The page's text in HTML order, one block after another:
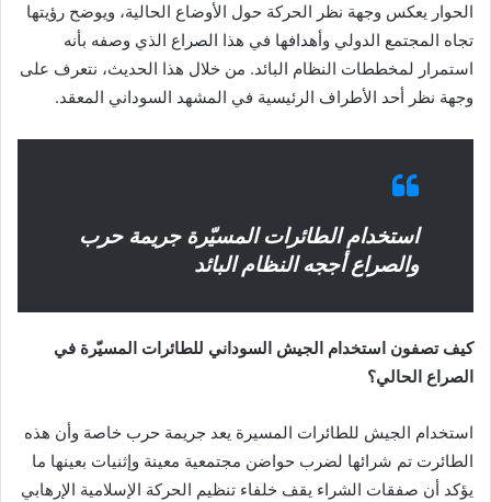
الحوار يعكس وجهة نظر الحركة حول الأوضاع الحالية، ويوضح رؤيتها
تجاه المجتمع الدولي وأهدافها في هذا الصراع الذي وصفه بأنه
استمرار لمخططات النظام البائد. من خلال هذا الحديث، نتعرف على
وجهة نظر أحد الأطراف الرئيسية في المشهد السوداني المعقد.
استخدام الطائرات المسيّرة جريمة حرب
والصراع أججه النظام البائد
كيف تصفون استخدام الجيش السوداني للطائرات المسيّرة في
الصراع الحالي؟
استخدام الجيش للطائرات المسيرة يعد جريمة حرب خاصة وأن هذه
الطائرت تم شرائها لضرب حواضن مجتمعية معينة وإثنيات بعينها ما
يؤكد أن صفقات الشراء يقف خلفاء تنظيم الحركة الإسلامية الإرهابي